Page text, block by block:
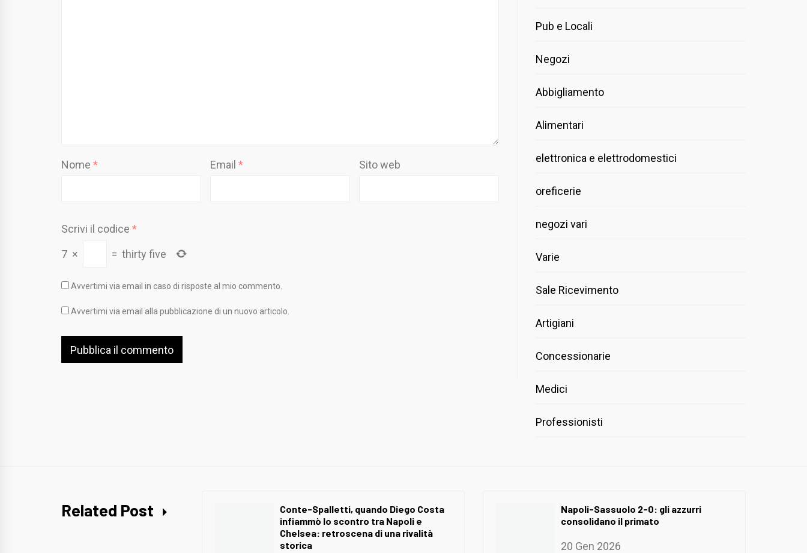
Nome * Email * Sito web
Scrivi il codice *
7 × = thirty five
Avvertimi via email in caso di risposte al mio commento.
Avvertimi via email alla pubblicazione di un nuovo articolo.
Pub e Locali
Negozi
Abbigliamento
Alimentari
elettronica e elettrodomestici
oreficerie
negozi vari
Varie
Sale Ricevimento
Artigiani
Concessionarie
Medici
Professionisti
Related Post
Conte-Spalletti, quando Diego Costa
infiammò lo scontro tra Napoli e
Chelsea: retroscena di una rivalità
storica
Napoli-Sassuolo 2-0: gli azzurri
consolidano il primato
20 Gen 2026